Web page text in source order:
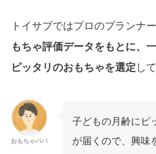
トイサブではプロのプランナー
もちゃ評価データをもとに、
ピッタリのおもちゃを選定 し
おもちゃパパ
子どもの月齢にピ
が届くので、興味